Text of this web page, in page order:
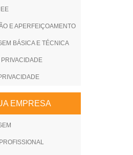
E APERFEIÇOAMENTO
BÁSICA E TÉCNICA
EMPRESA